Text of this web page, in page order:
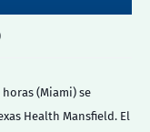
horas (Miami) se
Health Mansfield. El